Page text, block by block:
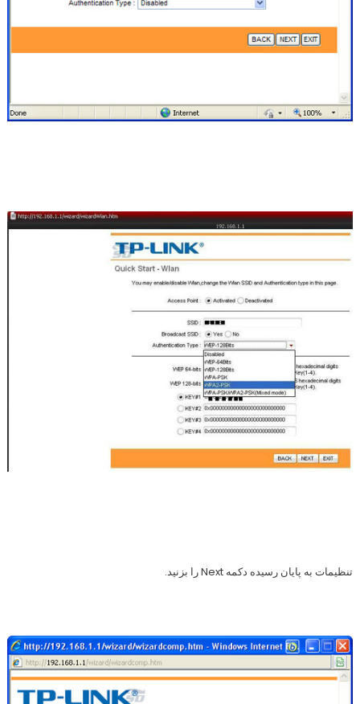
تنظیمات به پایان رسیده دکمه Next را بزنید.